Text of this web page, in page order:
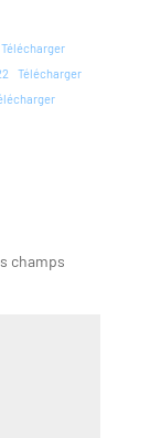
Télécharger
Télécharger
champs